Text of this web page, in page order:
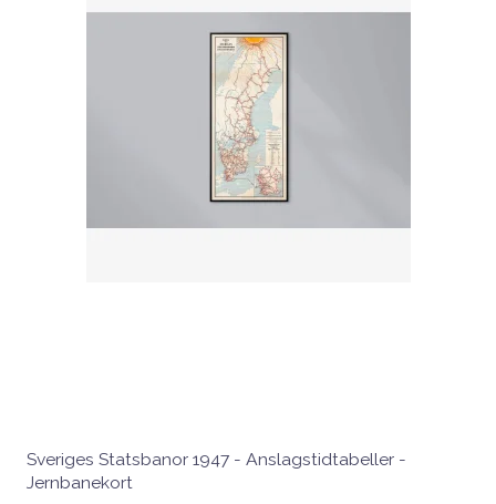
Sveriges Statsbanor 1947 - Anslagstidtabeller -
Jernbanekort